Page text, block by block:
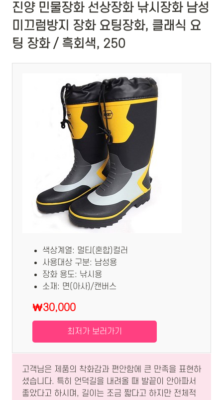
진양 민물장화 선상장화 낚시장화 남성
미끄럼방지 장화 요팅장화, 클래식 요
팅 장화 / 흑회색, 250
색상계열: 멀티(혼합)컬러
사용대상 구분: 남성용
장화 용도: 낚시용
소재: 면(아사)/캔버스
₩30,000
최저가 보러가기
고객님은 제품의 착화감과 편안함에 큰 만족을 표현하
셨습니다. 특히 언덕길을 내려올 때 발끝이 안아파서
좋았다고 하시며, 길이는 조금 짧다고 하지만 전체적